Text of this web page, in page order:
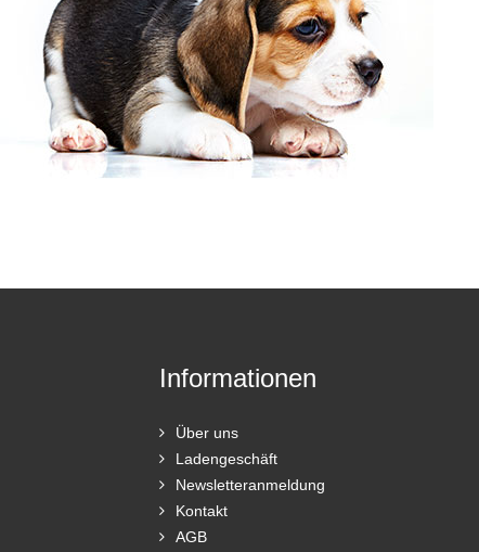
Informationen
Über uns
Ladengeschäft
Newsletteranmeldung
Kontakt
AGB